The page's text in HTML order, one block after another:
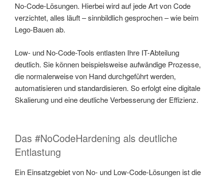
No-Code-Lösungen. Hierbei wird auf jede Art von Code
verzichtet, alles läuft – sinnbildlich gesprochen – wie beim
Lego-Bauen ab.
Low- und No-Code-Tools entlasten Ihre IT-Abteilung
deutlich. Sie können beispielsweise aufwändige Prozesse,
die normalerweise von Hand durchgeführt werden,
automatisieren und standardisieren. So erfolgt eine digitale
Skalierung und eine deutliche Verbesserung der Effizienz.
Das #NoCodeHardening als deutliche
Entlastung
Ein Einsatzgebiet von No- und Low-Code-Lösungen ist die